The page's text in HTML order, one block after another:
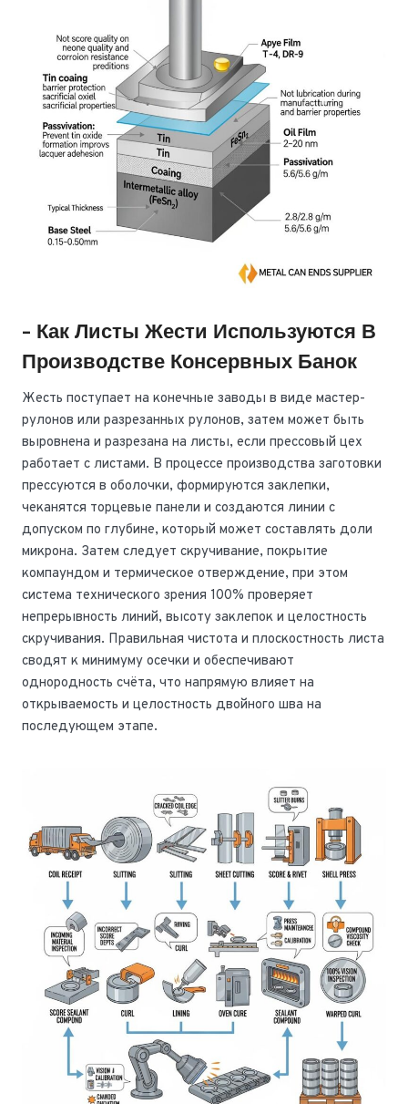
- Как Листы Жести Используются В
Производстве Консервных Банок
Жесть поступает на конечные заводы в виде мастер-
рулонов или разрезанных рулонов, затем может быть
выровнена и разрезана на листы, если прессовый цех
работает с листами. В процессе производства заготовки
прессуются в оболочки, формируются заклепки,
чеканятся торцевые панели и создаются линии с
допуском по глубине, который может составлять доли
микрона. Затем следует скручивание, покрытие
компаундом и термическое отверждение, при этом
система технического зрения 100% проверяет
непрерывность линий, высоту заклепок и целостность
скручивания. Правильная чистота и плоскостность листа
сводят к минимуму осечки и обеспечивают
однородность счёта, что напрямую влияет на
открываемость и целостность двойного шва на
последующем этапе.